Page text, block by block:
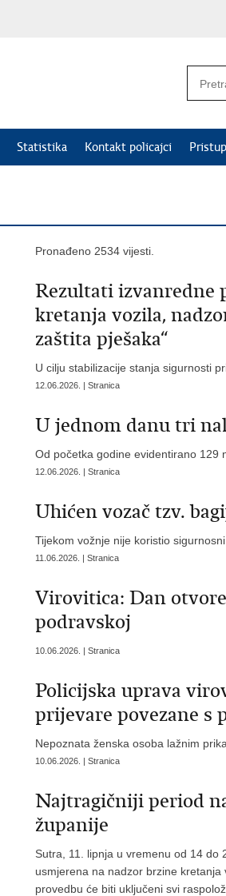
Statistika Kontakt policajci
Pronađeno 2534 vijesti.
Rezultati izvanredne
kretanja vozila,
zaštita pješaka“
U cilju stabilizacije stanja sigurnosti
12.06.2026. | Stranica
U jednom danu tri
Od početka godine evidentirano 129
12.06.2026. | Stranica
Uhićen vozač tzv.
Tijekom vožnje nije koristio
11.06.2026. | Stranica
Virovitica: Dan
podravskoj
10.06.2026. | Stranica
Policijska uprava
prijevare povezane s
Nepoznata ženska osoba lažnim
10.06.2026. | Stranica
Najtragičniji period
županije
Sutra, 11. lipnja u vremenu od 14 do
usmjerena na nadzor brzine
provedbu će biti uključeni svi